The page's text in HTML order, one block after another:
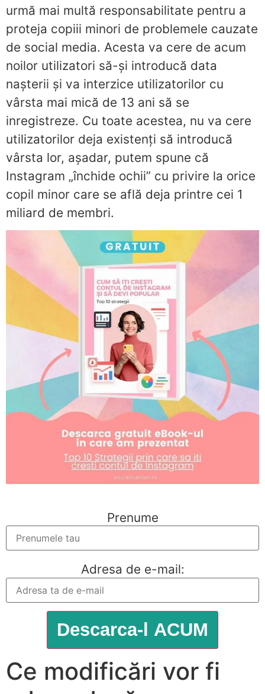
urmă mai multă responsabilitate pentru a
proteja copiii minori de problemele cauzate
de social media. Acesta va cere de acum
noilor utilizatori să-și introducă data
nașterii și va interzice utilizatorilor cu
vârsta mai mică de 13 ani să se
inregistreze. Cu toate acestea, nu va cere
utilizatorilor deja existenți să introducă
vârsta lor, așadar, putem spune că
Instagram „închide ochii” cu privire la orice
copil minor care se află deja printre cei 1
miliard de membri.
Prenume
Adresa de e-mail:
Ce modificări vor fi